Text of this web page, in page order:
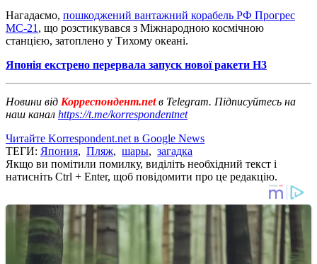
Нагадаємо, пошкоджений вантажний корабель РФ Прогрес
МС-21 , що розстикувався з Міжнародною космічною
станцією, затоплено у Тихому океані.
Японія екстрено перервала запуск нової ракети H3
Новини від Корреспондент.netв Telegram. Підписуйтесь на
наш канал https://t.me/korrespondentnet
Читайте Korrespondent.net в Google News
ТЕГИ: Япония, Пляж, шары, загадка
Якщо ви помітили помилку, виділіть необхідний текст і
натисніть Ctrl + Enter, щоб повідомити про це редакцію.